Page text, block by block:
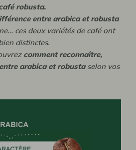
robusta.
entre arabica et robusta
ces deux variétés de café ont
distinctes.
comment reconnaître,
arabica et robustaselon vos